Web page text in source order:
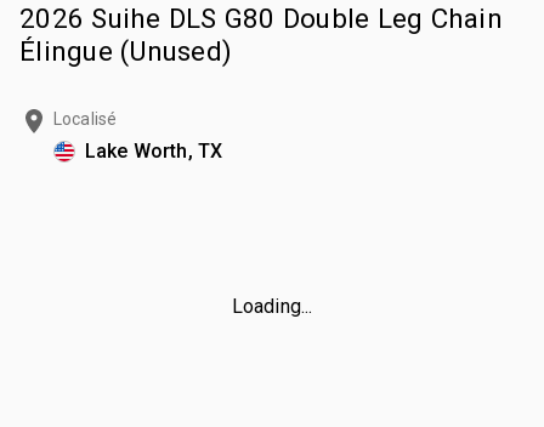
2026 Suihe DLS G80 Double Leg Chain
Élingue (Unused)
Localisé
Lake Worth, TX
Loading...